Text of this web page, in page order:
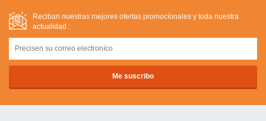
Reciban nuestras mejores ofertas promocíonales y toda nuestra
actualidad :